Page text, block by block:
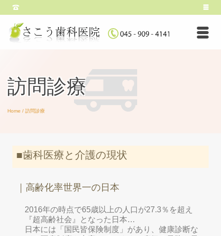
訪問診療
Home / 訪問診療
■歯科医療と介護の現状
｜高齢化率世界一の日本
2016年の時点で65歳以上の人口が27.3％を超え
『超高齢社会』となった日本…
日本には「国民皆保険制度」があり、健康診断な